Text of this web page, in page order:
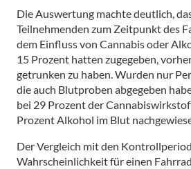
Die Auswertung machte deutlich,
Teilnehmenden zum Zeitpunkt des
dem Einfluss von Cannabis oder
15 Prozent hatten zugegeben,
getrunken zu haben. Wurden nur
die auch Blutproben abgegeben
bei 29 Prozent der
Prozent Alkohol im Blut
Der Vergleich mit den
Wahrscheinlichkeit für einen